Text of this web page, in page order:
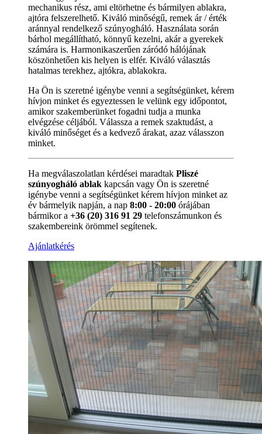
mechanikus rész, ami eltörhetne és bármilyen ablakra,
ajtóra felszerelhető. Kiváló minőségű, remek ár / érték
aránnyal rendelkező szúnyogháló. Használata során
bárhol megállítható, könnyű kezelni, akár a gyerekek
számára is. Harmonikaszerűen záródó hálójának
köszönhetően kis helyen is elfér. Kiváló választás
hatalmas terekhez, ajtókra, ablakokra.
Ha Ön is szeretné igénybe venni a segítségünket, kérem
hívjon minket és egyeztessen le velünk egy időpontot,
amikor szakemberünket fogadni tudja a munka
elvégzése céljából. Válassza a remek szaktudást, a
kiváló minőséget és a kedvező árakat, azaz válasszon
minket.
Ha megválaszolatlan kérdései maradtak Pliszé
szúnyogháló ablak kapcsán vagy Ön is szeretné
igénybe venni a segítségünket kérem hívjon minket az
év bármelyik napján, a nap 8:00 - 20:00 órájában
bármikor a +36 (20) 316 91 29 telefonszámunkon és
szakembereink örömmel segítenek.
Ajánlatkérés